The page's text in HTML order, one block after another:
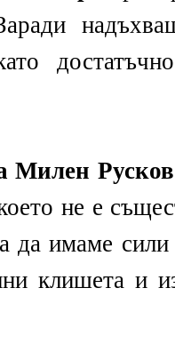
Милен Русков
не е
да имаме
клишета и